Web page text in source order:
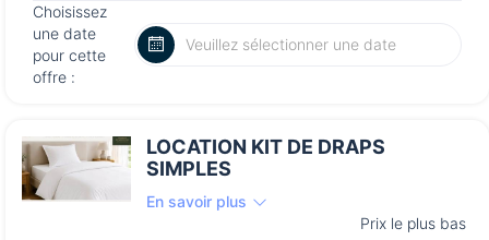
Choisissez
une date
pour cette
offre :
LOCATION KIT DE DRAPS
SIMPLES
En savoir plus
Prix le plus bas